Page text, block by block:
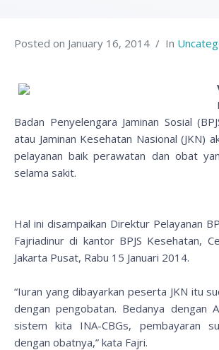
Posted on January 16, 2014 In
Badan Penyelengara Jaminan Sosial
atau Jaminan Kesehatan Nasional (JKN)
pelayanan baik perawatan dan obat
selama sakit.
Hal ini disampaikan Direktur Pelayanan
Fajriadinur di kantor BPJS Kesehatan,
Jakarta Pusat, Rabu 15 Januari 2014.
“Iuran yang dibayarkan peserta JKN itu
dengan pengobatan. Bedanya dengan
sistem kita INA-CBGs, pembayaran
dengan obatnya,” kata Fajri.